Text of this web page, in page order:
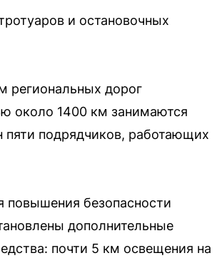
и остановочных
региональных дорог
около 1400 км занимаются
подрядчиков, работающих
повышения безопасности
дополнительные
почти 5 км освещения на